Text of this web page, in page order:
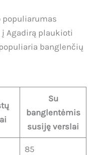
Agadirą plaukioti
banglenčių
Su
banglentėmis
susiję verslai
85